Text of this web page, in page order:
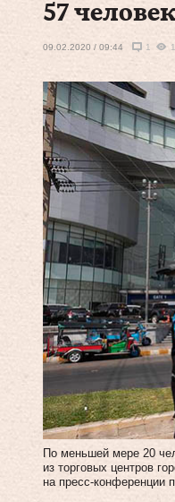
57
09.02.2020 / 09:44 1
По меньшей мере 20
из торговых центров
на пресс-конференции